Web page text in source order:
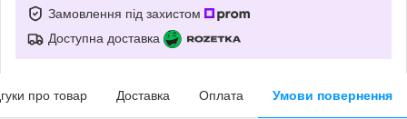
Замовлення під захистом
Доступна доставка
про товар Доставка Оплата Умови повернення